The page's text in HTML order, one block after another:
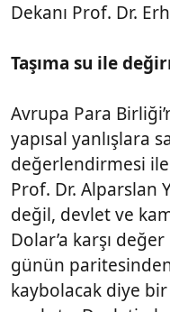
Dekanı Prof. Dr.
Taşıma su ile
Avrupa Para
yapısal yanlışlara
değerlendirmesi
Prof. Dr. Alparslan
değil, devlet ve
Dolar’a karşı
günün
kaybolacak diye